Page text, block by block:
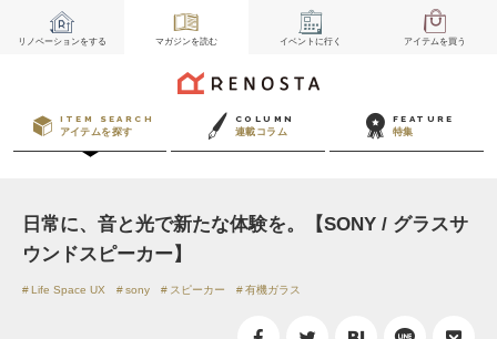
リノベーションをする マガジンを読む イベント に行く アイテムを買う
ITEM SEARCH
アイテムを探す
COLUMN
連載コラム
FEATURE
特集
日常に、音と光で新たな体験を。【SONY / グラスサ
ウンドスピーカー】
Life Space UX sony スピーカー 有機ガラス